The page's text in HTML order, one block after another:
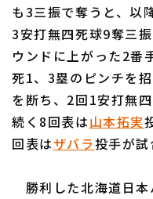
利用規約
運営会社（別ウィンドウで開く
も3三振で奪うと、以
3安打無四死球9奪三
ウンドに上がった2番
死1、3塁のピンチを
を断ち、2回1安打無
続く8回表は山本拓実
回表はザバラ投手が試
勝利した北海道日本